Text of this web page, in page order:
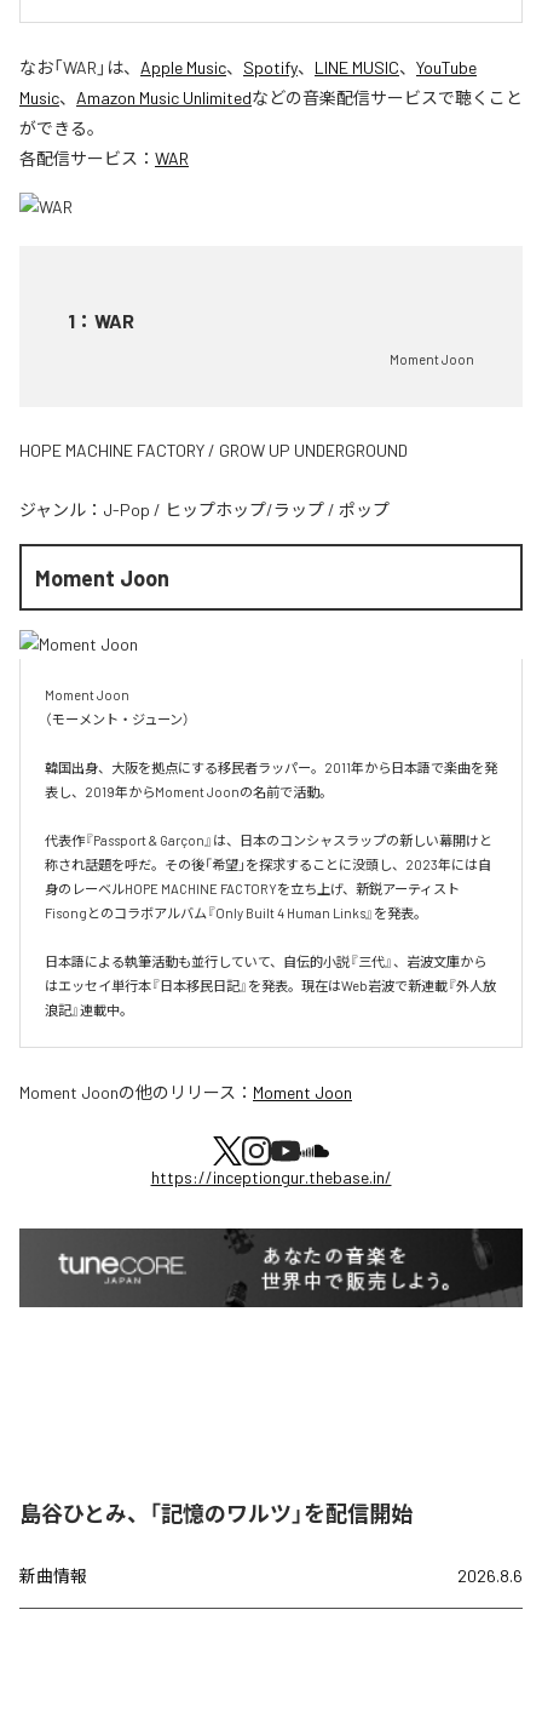
なお「WAR 」は、 Apple Music、 Spotify、 LINE MUSIC、 YouTube
Music、 Amazon Music Unlimitedなどの音楽配信サービスで聴くこと
ができる。
各配信サービス： WAR
1 ： WAR
Moment Joon
HOPE MACHINE FACTORY / GROW UP UNDERGROUND
ジャンル： J-Pop / ヒップホップ/ラップ / ポップ
Moment Joon
Moment Joon
（モーメント・ジューン）
韓国出身、大阪を拠点にする移民者ラッパー。2011年から日本語で楽曲を発
表し、2019年からMoment Joonの名前で活動。
代表作『Passport & Garçon』は、日本のコンシャスラップの新しい幕開けと
称され話題を呼だ。その後「希望」を探求することに没頭し、2023年には自
身のレーベルHOPE MACHINE FACTORYを立ち上げ、新鋭アーティスト
Fisongとのコラボアルバム『Only Built 4 Human Links』を発表。
日本語による執筆活動も並行していて、自伝的小説『三代』、岩波文庫から
はエッセイ単行本『日本移民日記』を発表。現在はWeb岩波で新連載『外人放
浪記』連載中。
Moment Joonの他のリリース： Moment Joon
https://inceptiongur.thebase.in/
島谷ひとみ、「記憶のワルツ」を配信開始
新曲情報 2026.8.6